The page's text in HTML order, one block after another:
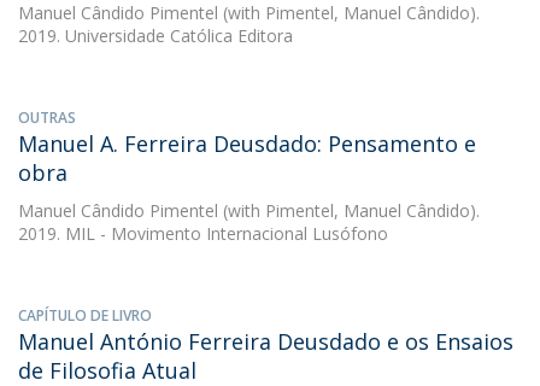
Manuel Cândido Pimentel (with Pimentel, Manuel Cândido).
2019. Universidade Católica Editora
OUTRAS
Manuel A. Ferreira Deusdado: Pensamento e
obra
Manuel Cândido Pimentel (with Pimentel, Manuel Cândido).
2019. MIL - Movimento Internacional Lusófono
CAPÍTULO DE LIVRO
Manuel António Ferreira Deusdado e os Ensaios
de Filosofia Atual